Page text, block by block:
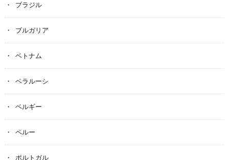
ブラジル
ブルガリア
ベトナム
ベラルーシ
ベルギー
ペルー
ポルトガル